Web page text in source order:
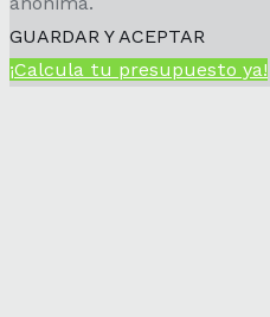
GUARDAR Y ACEPTAR
¡Calcula tu presupuesto ya!